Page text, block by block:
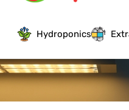
Hydroponics